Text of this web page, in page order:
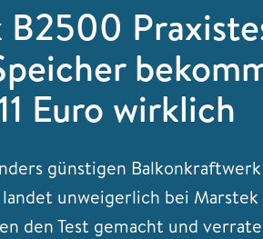
B2500
Euro wirklich
günstigen Balkonkraftwerk
unweigerlich bei Marstek
den Test gemacht und